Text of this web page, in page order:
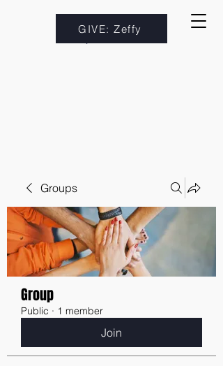
GIVE: Zeffy
Groups
Group
Public · 1 member
Join